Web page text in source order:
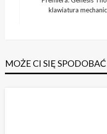
Następny
klawiatura
MOŻE CI SIĘ